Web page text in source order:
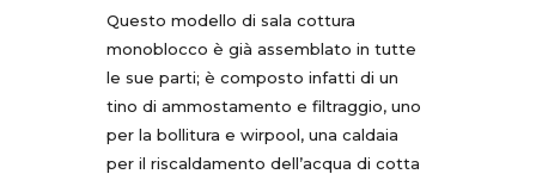
Questo modello di sala cottura
monoblocco è già assemblato in tutte
le sue parti; è composto infatti di un
tino di ammostamento e filtraggio, uno
per la bollitura e wirpool, una caldaia
per il riscaldamento dell’acqua di cotta